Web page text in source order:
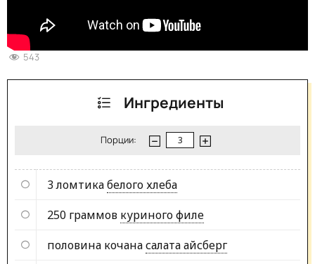
543
Ингредиенты
Порции:
3 ломтикабелого хлеба
250 граммов куриного филе
половина кочанасалата айсберг